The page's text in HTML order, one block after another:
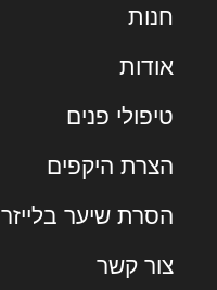
חנות
אודות
טיפולי פנים
הצרת היקפים
הסרת שיער בלייזר
צור קשר